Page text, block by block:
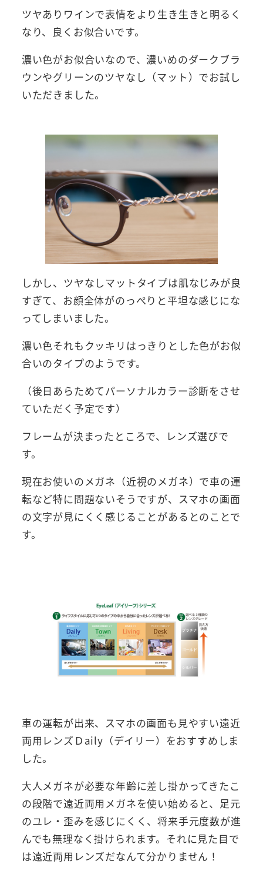
ツヤありワインで表情をより生き生きと明るく
なり、良くお似合いです。
濃い色がお似合いなので、濃いめのダークブラ
ウンやグリーンのツヤなし（マット）でお試し
いただきました。
しかし、ツヤなしマットタイプは肌なじみが良
すぎて、お顔全体がのっぺりと平坦な感じにな
ってしまいました。
濃い色それもクッキリはっきりとした色がお似
合いのタイプのようです。
（後日あらためてパーソナルカラー診断をさせ
ていただく予定です）
フレームが決まったところで、レンズ選びで
す。
現在お使いのメガネ（近視のメガネ）で車の運
転など特に問題ないそうですが、スマホの画面
の文字が見にくく感じることがあるとのことで
す。
車の運転が出来、スマホの画面も見やすい遠近
両用レンズＤaily（デイリー）をおすすめしま
した。
大人メガネが必要な年齢に差し掛かってきたこ
の段階で遠近両用メガネを使い始めると、足元
のユレ・歪みを感じにくく、将来手元度数が進
んでも無理なく掛けられます。それに見た目で
は遠近両用レンズだなんて分かりません！